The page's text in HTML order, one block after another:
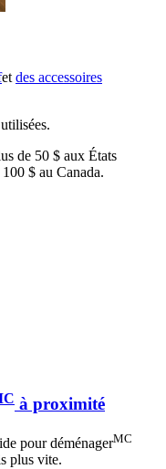
et des accessoires
de 50 $ aux États
$ au Canada.
à proximité
pour déménagerMC
plus vite.